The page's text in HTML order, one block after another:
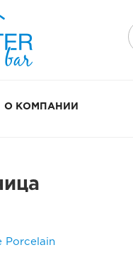
О КОМПАНИИ
Porcelain